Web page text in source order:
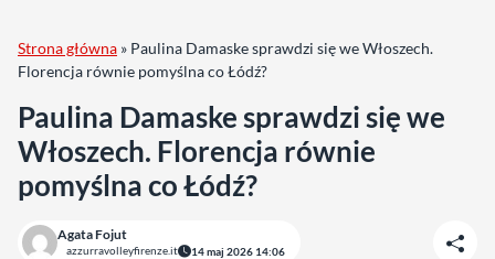
Strona główna » Paulina Damaske sprawdzi się we Włoszech.
Florencja równie pomyślna co Łódź?
Paulina Damaske sprawdzi się we
Włoszech. Florencja równie
pomyślna co Łódź?
Agata Fojut
azzurravolleyfirenze.it 14 maj 2026 14:06